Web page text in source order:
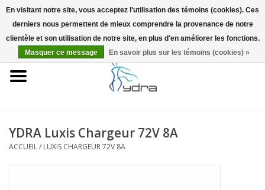
EUR
Accueil
YDRA Luxis Chargeur 72V 8A
ACCUEIL/ LUXIS CHARGEUR 72V 8A
En visitant notre site, vous acceptez l'utilisation des témoins (cookies). Ces
derniers nous permettent de mieux comprendre la provenance de notre
clientèle et son utilisation de notre site, en plus d'en améliorer les fonctions.
Masquer ce message
En savoir plus sur les témoins (cookies) »